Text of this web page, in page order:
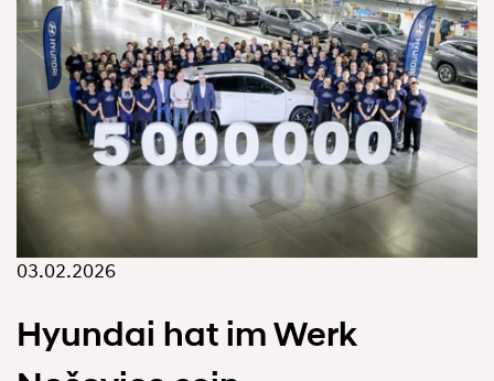
03.02.2026
Hyundai hat im Werk